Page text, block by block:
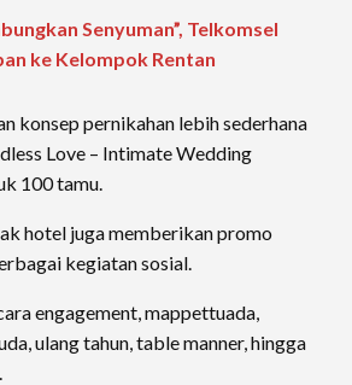
Senyuman”, Telkomsel
ke Kelompok Rentan
konsep pernikahan lebih sederhana
Love – Intimate Wedding
100 tamu.
hotel juga memberikan promo
kegiatan sosial.
engagement, mappettuada,
ulang tahun, table manner, hingga